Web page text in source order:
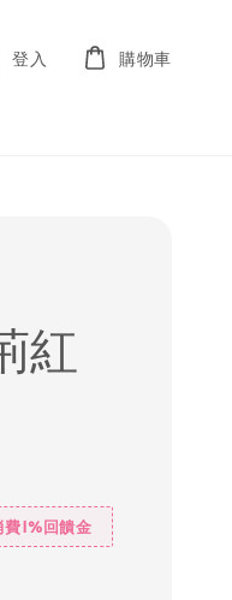
登入 購物車
紅
1%回饋金